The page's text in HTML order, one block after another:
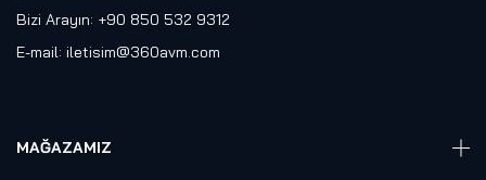
Bizi Arayın: +90 850 532 9312
E-mail: iletisim@360avm.com
MAĞAZAMIZ